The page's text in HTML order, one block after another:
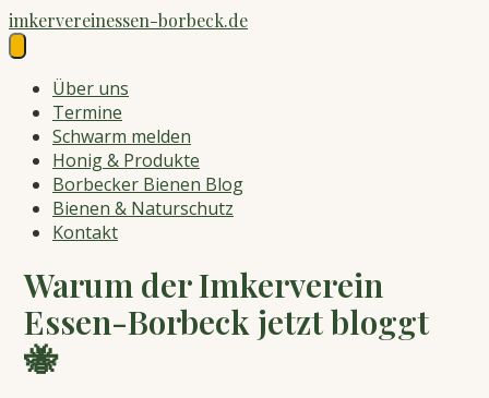
Skip
to
imkervereinessen-borbeck.de
Über uns
Termine
Schwarm melden
Honig & Produkte
Borbecker Bienen Blog
Bienen & Naturschutz
Kontakt
Warum der Imkerverein
Essen-Borbeck jetzt bloggt
🐝